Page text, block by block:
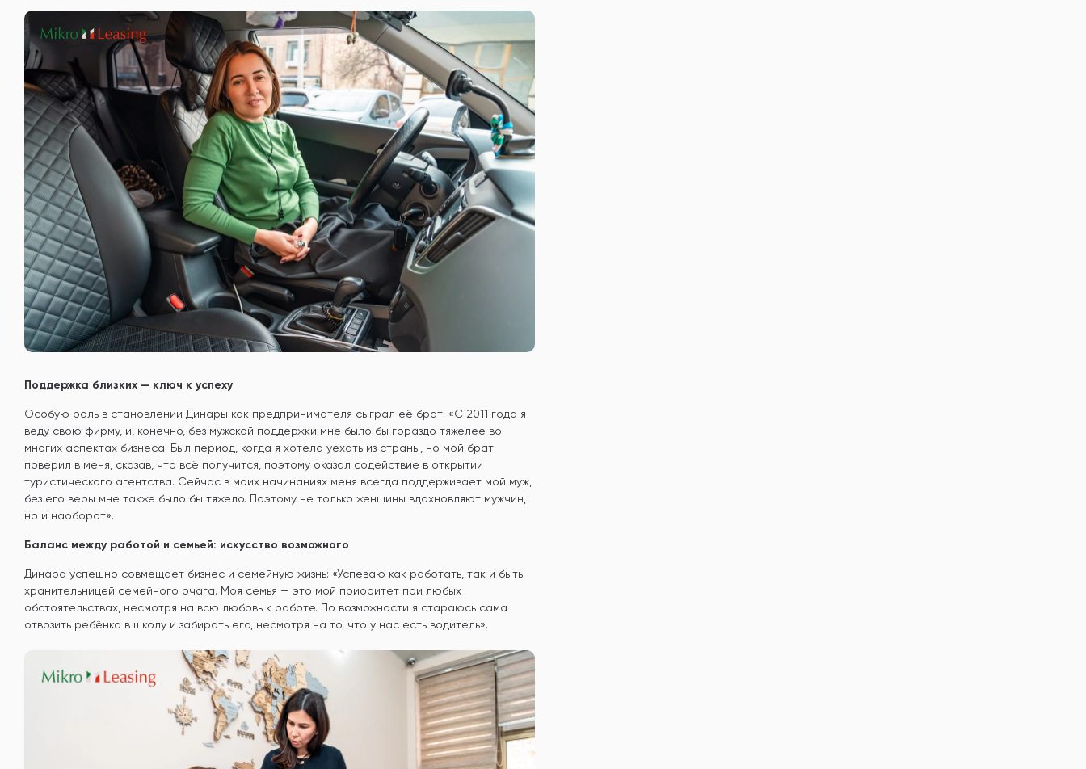
Поддержка близких — ключ к успеху
Особую роль в становлении Динары как предпринимателя сыграл её брат: «С 2011 года я
веду свою фирму, и, конечно, без мужской поддержки мне было бы гораздо тяжелее во
многих аспектах бизнеса. Был период, когда я хотела уехать из страны, но мой брат
поверил в меня, сказав, что всё получится, поэтому оказал содействие в открытии
туристического агентства. Сейчас в моих начинаниях меня всегда поддерживает мой муж,
без его веры мне также было бы тяжело. Поэтому не только женщины вдохновляют мужчин,
но и наоборот».
Баланс между работой и семьей: искусство возможного
Динара успешно совмещает бизнес и семейную жизнь: «Успеваю как работать, так и быть
хранительницей семейного очага. Моя семья — это мой приоритет при любых
обстоятельствах, несмотря на всю любовь к работе. По возможности я стараюсь сама
отвозить ребёнка в школу и забирать его, несмотря на то, что у нас есть водитель».